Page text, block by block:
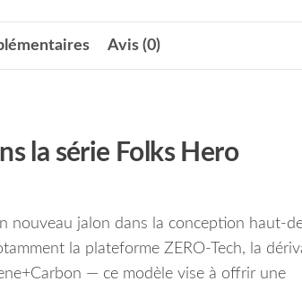
Avis (0)
la série Folks Hero
nouveau jalon dans la conception haut-
la plateforme ZERO-Tech, la
— ce modèle vise à offrir une